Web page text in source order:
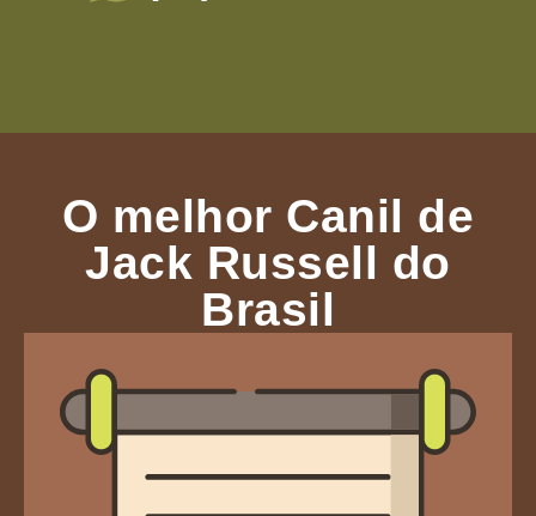
O melhor Canil de
Jack Russell do
Brasil